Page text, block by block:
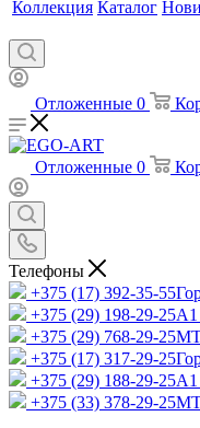
Коллекция Каталог
Отложенные 0
Отложенные 0
Телефоны
+375 (17) 392-35-55
+375 (29) 198-29-25
+375 (29) 768-29-25
+375 (17) 317-29-25
+375 (29) 188-29-25A1
+375 (33) 378-29-25